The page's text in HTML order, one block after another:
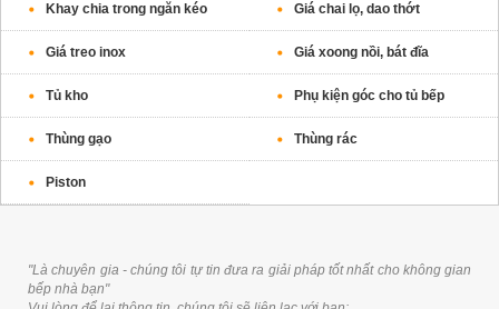
Khay chia trong ngăn kéo Giá chai lọ, dao thớt
Giá treo inox Giá xoong nồi, bát đĩa
Tủ kho Phụ kiện góc cho tủ bếp
Thùng gạo Thùng rác
Piston
"Là chuyên gia - chúng tôi tự tin đưa ra giải pháp tốt nhất cho không gian
bếp nhà bạn"